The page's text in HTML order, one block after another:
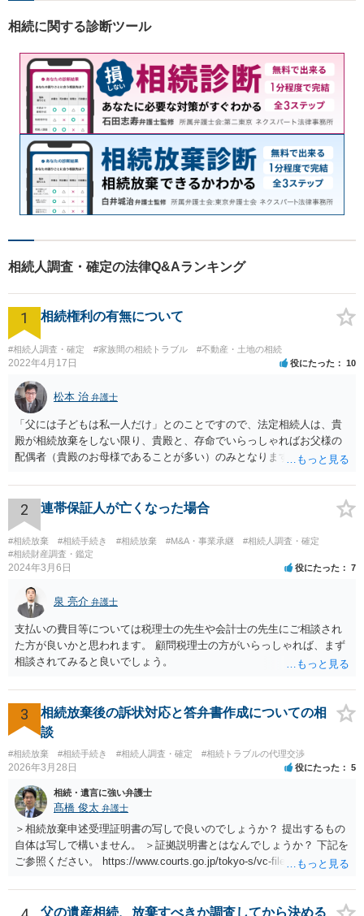
相続に関する診断ツール
相続人調査・確定の法律Q&Aランキング
1 相続権利の有無について
#相続人調査・確定 #家族間の相続トラブル #不動産・土地の相続
2022年4月17日 役にたった 10
松本 治 弁護士
「父には子どもは私一人だけ」とのことですので、法定相続人は、貴
殿が相続放棄をしない限り、貴殿と、存命でいらっしゃればお父様の
配偶者（貴殿のお母様であることが多い）のみとなります。遺言がな
2 連帯保証人が亡くなった場合
#相続放棄 #相続手続き #相続放棄 #M&A・事業承継
#相続人調査・確定
#相続財産調査・鑑定
2024年3月6日 役にたった 7
泉 亮介 弁護士
支払いの費目等については税理士の先生や会計士の先生にご相談され
た方が良いかと思われます。 顧問税理士の方がいらっしゃれば、まず
相談されてみると良いでしょう。
3
相続放棄後の訴状対応と答弁書作成についての相
談
#相続放棄 #相続手続き #相続人調査・確定 #相続トラブルの代理交渉
2026年3月28日 役にたった 5
相続・遺言に強い弁護士
髙橋 俊太 弁護士
＞相続放棄申述受理証明書の写しで良いのでしょうか？ 提出するもの
自体は写しで構いません。 ＞証拠説明書とはなんでしょうか？ 下記を
ご参照ください。 https://www.courts.go.jp/tokyo-s/vc-files/tokyo-s/file/
父の遺産相続、放棄すべきか調査してから決める